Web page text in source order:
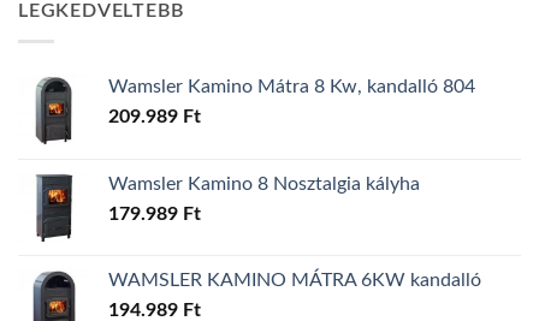
LEGKEDVELTEBB
Wamsler Kamino Mátra 8 Kw, kandalló 804
209.989 Ft
Wamsler Kamino 8 Nosztalgia kályha
179.989 Ft
WAMSLER KAMINO MÁTRA 6KW kandalló
194.989 Ft